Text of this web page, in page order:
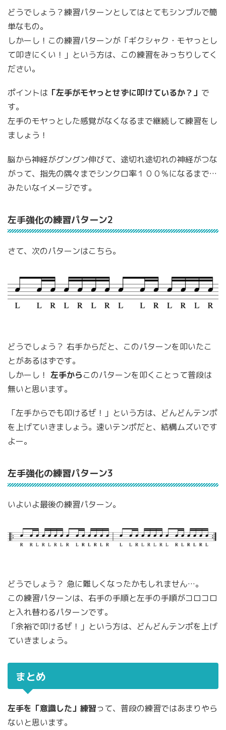
どうでしょう？練習パターンとしてはとてもシンプルで簡
単なもの。
しかーし！この練習パターンが「ギクシャク・モヤっとし
て叩きにくい！」という方は、この練習をみっちりしてく
ださい。
ポイントは 「左手がモヤっとせずに叩けているか？」 で
す。
左手のモヤっとした感覚がなくなるまで継続して練習をし
ましょう！
脳から神経がグングン伸びて、途切れ途切れの神経がつな
がって、指先の隅々までシンクロ率１００％になるまで…
みたいなイメージです。
左手強化の練習パターン2
さて、次のパターンはこちら。
どうでしょう？ 右手からだと、このパターンを叩いたこ
とがあるはずです。
しかーし！ 左手からこのパターンを叩くことって普段は
無いと思います。
「左手からでも叩けるぜ！」という方は、どんどんテンポ
を上げていきましょう。速いテンポだと、結構ムズいです
よー。
左手強化の練習パターン3
いよいよ最後の練習パターン。
どうでしょう？ 急に難しくなったかもしれません…。
この練習パターンは、右手の手順と左手の手順がコロコロ
と入れ替わるパターンです。
「余裕で叩けるぜ！」という方は、どんどんテンポを上げ
ていきましょう。
まとめ
左手を「意識した」練習って、普段の練習ではあまりやら
ないと思います。